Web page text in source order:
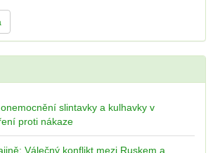
slintavky a kulhavky v
proti nákaze
Válečný konflikt mezi Ruskem a